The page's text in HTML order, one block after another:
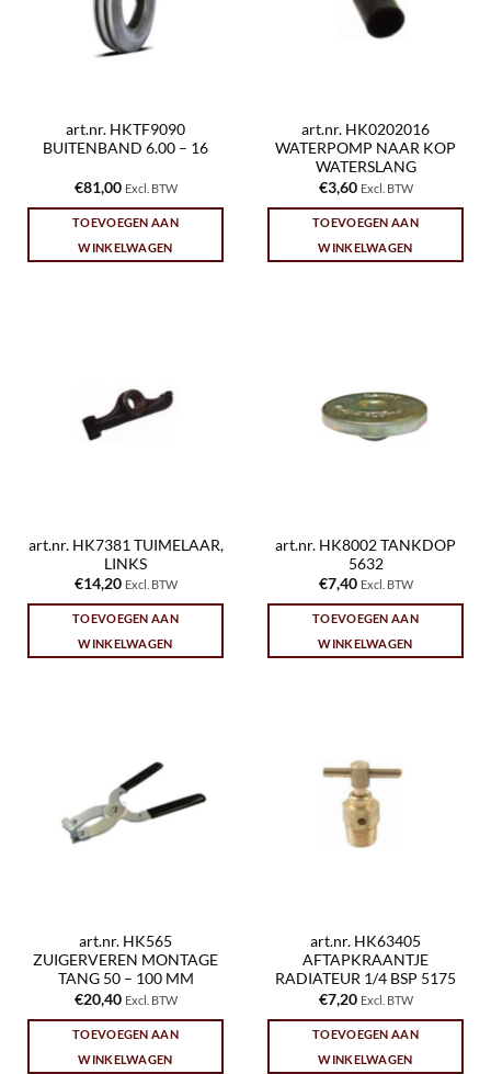
art.nr. HKTF9090
BUITENBAND 6.00 – 16
€81,00 Excl. BTW
TOEVOEGEN AAN
WINKELWAGEN
art.nr. HK0202016
WATERPOMP NAAR KOP
WATERSLANG
€3,60 Excl. BTW
TOEVOEGEN AAN
WINKELWAGEN
art.nr. HK7381 TUIMELAAR,
LINKS
€14,20 Excl. BTW
TOEVOEGEN AAN
WINKELWAGEN
art.nr. HK8002 TANKDOP
5632
€7,40 Excl. BTW
TOEVOEGEN AAN
WINKELWAGEN
art.nr. HK565
ZUIGERVEREN MONTAGE
TANG 50 – 100 MM
€20,40 Excl. BTW
TOEVOEGEN AAN
WINKELWAGEN
art.nr. HK63405
AFTAPKRAANTJE
RADIATEUR 1/4 BSP 5175
€7,20 Excl. BTW
TOEVOEGEN AAN
WINKELWAGEN